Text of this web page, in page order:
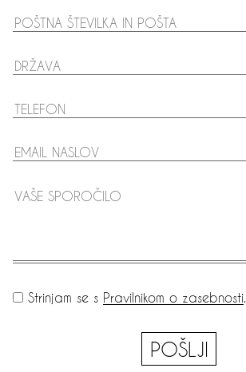
Strinjam se s Pravilnikom o zasebnosti.
POŠLJI